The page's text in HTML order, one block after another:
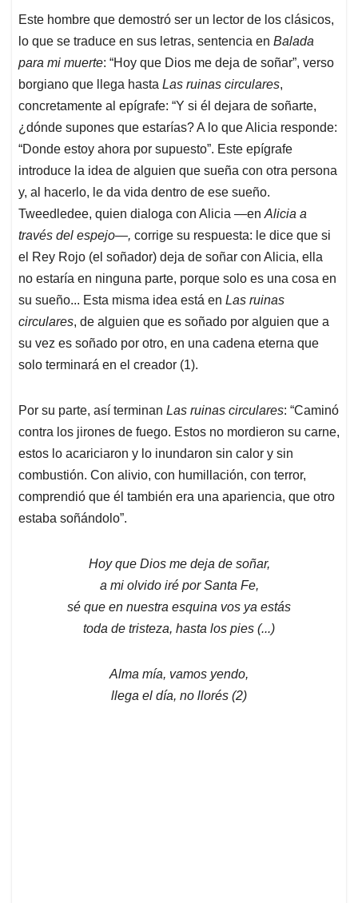
Este hombre que demostró ser un lector de los clásicos,
lo que se traduce en sus letras, sentencia en Balada
para mi muerte: “Hoy que Dios me deja de soñar”, verso
borgiano que llega hasta Las ruinas circulares,
concretamente al epígrafe: “Y si él dejara de soñarte,
¿dónde supones que estarías? A lo que Alicia responde:
“Donde estoy ahora por supuesto”. Este epígrafe
introduce la idea de alguien que sueña con otra persona
y, al hacerlo, le da vida dentro de ese sueño.
Tweedledee, quien dialoga con Alicia —en Alicia a
través del espejo—, corrige su respuesta: le dice que si
el Rey Rojo (el soñador) deja de soñar con Alicia, ella
no estaría en ninguna parte, porque solo es una cosa en
su sueño... Esta misma idea está en Las ruinas
circulares, de alguien que es soñado por alguien que a
su vez es soñado por otro, en una cadena eterna que
solo terminará en el creador (1).
Por su parte, así terminan Las ruinas circulares: “Caminó
contra los jirones de fuego. Estos no mordieron su carne,
estos lo acariciaron y lo inundaron sin calor y sin
combustión. Con alivio, con humillación, con terror,
comprendió que él también era una apariencia, que otro
estaba soñándolo”.
Hoy que Dios me deja de soñar,
a mi olvido iré por Santa Fe,
sé que en nuestra esquina vos ya estás
toda de tristeza, hasta los pies (...)
Alma mía, vamos yendo,
llega el día, no llorés (2)